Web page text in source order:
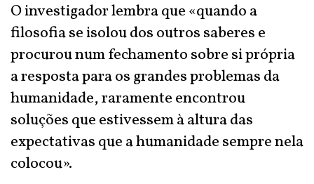
O investigador lembra que «quando a
filosofia se isolou dos outros saberes e
procurou num fechamento sobre si própria
a resposta para os grandes problemas da
humanidade, raramente encontrou
soluções que estivessem à altura das
expectativas que a humanidade sempre nela
colocou».